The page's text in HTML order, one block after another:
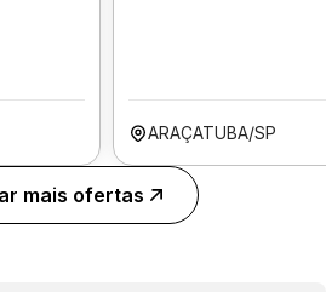
ARAÇATUBA/SP
mais ofertas